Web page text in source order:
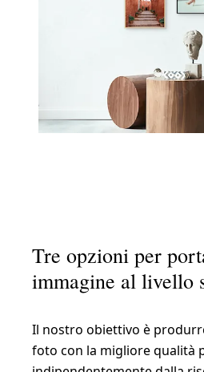
Tre opzioni per
immagine al livello
Il nostro obiettivo è
foto con la migliore qualità